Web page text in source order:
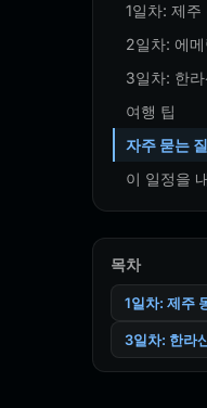
1일차: 제주
2일차: 에
3일차: 한
여행 팁
자주 묻는
이 일정을
목차
1일차: 제주
3일차: 한라